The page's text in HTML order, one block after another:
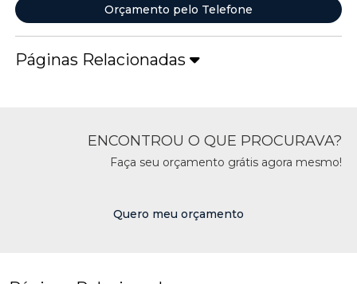
Orçamento pelo Telefone
Páginas Relacionadas
ENCONTROU O QUE PROCURAVA?
Faça seu orçamento grátis agora mesmo!
Quero meu orçamento